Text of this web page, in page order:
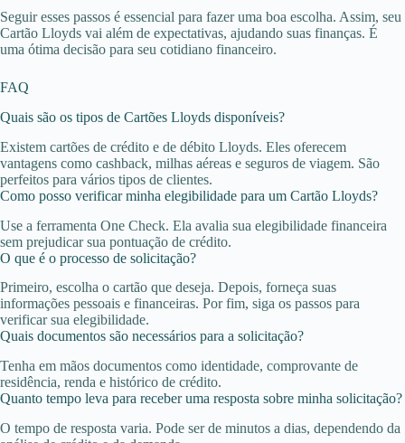
Seguir esses passos é essencial para fazer uma boa escolha. Assim, seu
Cartão Lloyds vai além de expectativas, ajudando suas finanças. É
uma ótima decisão para seu cotidiano financeiro.
FAQ
Quais são os tipos de Cartões Lloyds disponíveis?
Existem cartões de crédito e de débito Lloyds. Eles oferecem
vantagens como cashback, milhas aéreas e seguros de viagem. São
perfeitos para vários tipos de clientes.
Como posso verificar minha elegibilidade para um Cartão Lloyds?
Use a ferramenta One Check. Ela avalia sua elegibilidade financeira
sem prejudicar sua pontuação de crédito.
O que é o processo de solicitação?
Primeiro, escolha o cartão que deseja. Depois, forneça suas
informações pessoais e financeiras. Por fim, siga os passos para
verificar sua elegibilidade.
Quais documentos são necessários para a solicitação?
Tenha em mãos documentos como identidade, comprovante de
residência, renda e histórico de crédito.
Quanto tempo leva para receber uma resposta sobre minha solicitação?
O tempo de resposta varia. Pode ser de minutos a dias, dependendo da